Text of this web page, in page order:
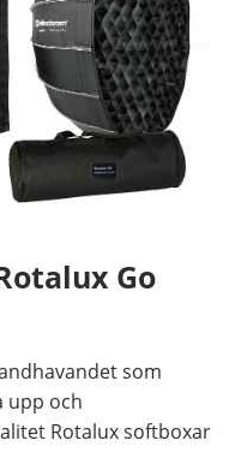
Go
som
upp och
Rotalux softboxar